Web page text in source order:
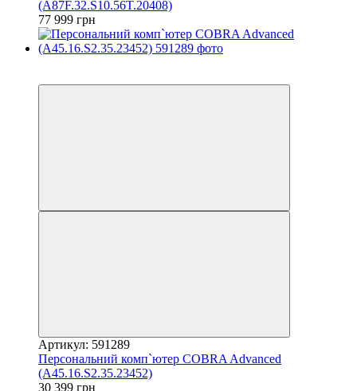
(A87F.32.S10.56T.20408)
77 999 грн
Артикул: 591289
Персональний комп`ютер COBRA Advanced
(A45.16.S2.35.23452)
30 399 грн